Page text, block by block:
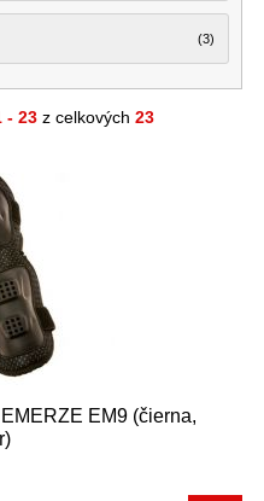
(3)
- 23 z celkových 23
EM9 (čierna,